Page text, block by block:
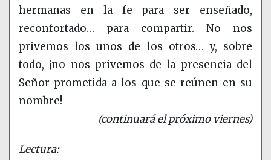
hermanas en la fe para ser enseñado,
reconfortado… para compartir. No nos
privemos los unos de los otros… y, sobre
todo, ¡no nos privemos de la presencia del
Señor prometida a los que se reúnen en su
nombre!
(continuará el próximo viernes)